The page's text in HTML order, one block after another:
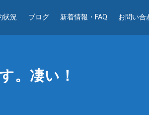
状況 ブログ 新着情報・FAQ お問い合
。凄い！